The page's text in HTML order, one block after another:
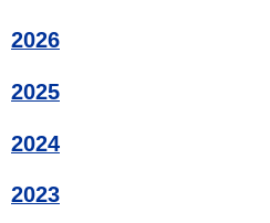
2026
2025
2024
2023